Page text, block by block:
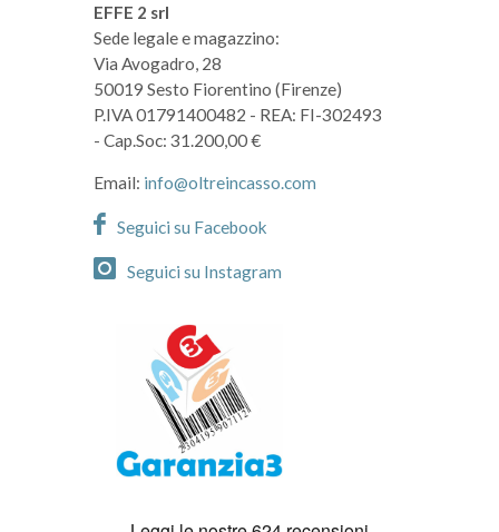
EFFE 2 srl
Sede legale e magazzino:
Via Avogadro, 28
50019 Sesto Fiorentino (Firenze)
P.IVA 01791400482 - REA: FI-302493
- Cap.Soc: 31.200,00 €
Email: info@oltreincasso.com
Seguici su Facebook
Seguici su Instagram